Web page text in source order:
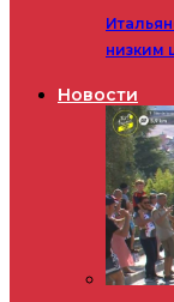
низким
Новости